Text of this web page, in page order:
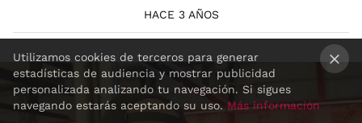
HACE 3 AÑOS
Utilizamos cookies de terceros para generar
estadísticas de audiencia y mostrar publicidad
personalizada analizando tu navegación. Si sigues
navegando estarás aceptando su uso. Más información